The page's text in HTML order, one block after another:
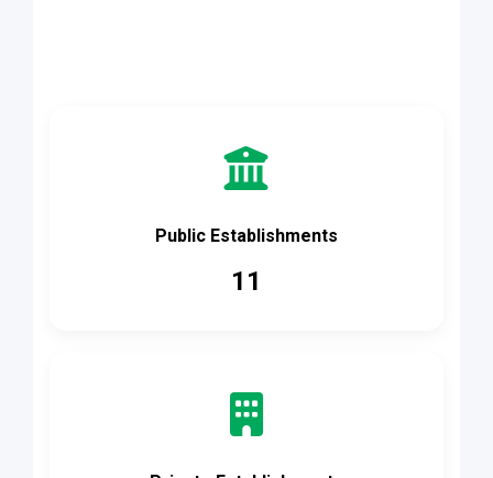
Public Establishments
11